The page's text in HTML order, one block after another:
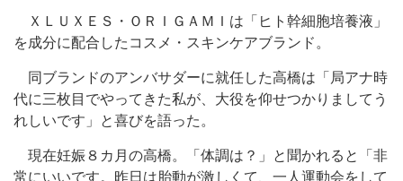
ＸＬＵＸＥＳ・ＯＲＩＧＡＭＩは「ヒト幹細胞培養液」
を成分に配合したコスメ・スキンケアブランド。
同ブランドのアンバサダーに就任した高橋は「局アナ時
代に三枚目でやってきた私が、大役を仰せつかりましてう
れしいです」と喜びを語った。
現在妊娠８カ月の高橋。「体調は？」と聞かれると「非
常にいいです。昨日は胎動が激しくて、一人運動会をして